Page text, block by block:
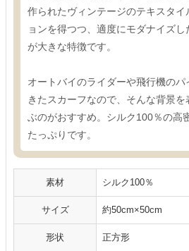
作られたヴィンテージのテキスタ
ョンを得つつ、適度にモダナイズ
が大きな特徴です。
オートバイのライダーや飛行機のパ
きたスカーフなので、そんな背景
ぶのがおすすめ。シルク100％の高
たっぷりです。
素材 シルク100％
サイズ 約50cm×50cm
形状 正方形